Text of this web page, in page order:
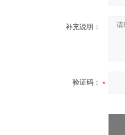
补充说明：
验证码：